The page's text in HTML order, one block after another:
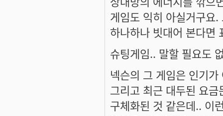
게임도 익히 아실거구요
하나하나 빗대어 본다면
슈팅게임.. 말할 필요도
넥슨의 그 게임은 인기
그리고 최근 대두된 요
구체화된 것 같은데.. 이